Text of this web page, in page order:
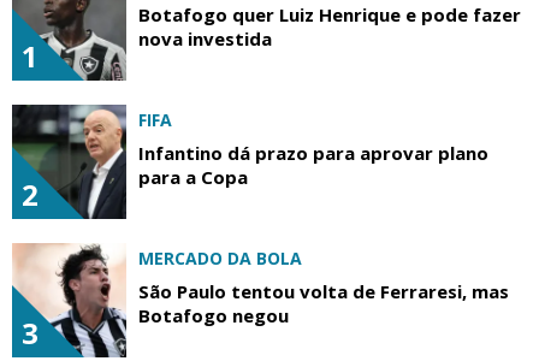
1
Botafogo quer Luiz Henrique e pode fazer
nova investida
2
FIFA
Infantino dá prazo para aprovar plano
para a Copa
3
MERCADO DA BOLA
São Paulo tentou volta de Ferraresi, mas
Botafogo negou